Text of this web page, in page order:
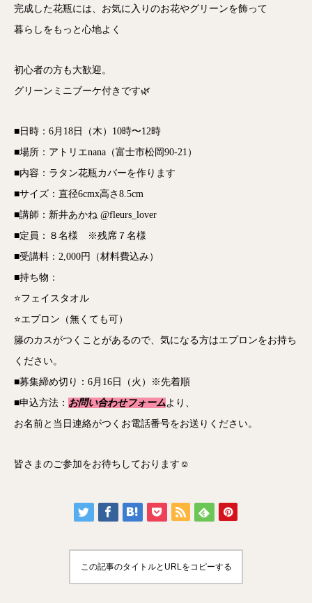
完成した花瓶には、お気に入りのお花やグリーンを飾って
暮らしをもっと心地よく
初心者の方も大歓迎。
グリーンミニブーケ付きです🌿
■日時：6月18日（木）10時〜12時
■場所：アトリエnana（富士市松岡90-21）
■内容：ラタン花瓶カバーを作ります
■サイズ：直径6cmx高さ8.5cm
■講師：新井あかね @fleurs_lover
■定員：８名様 ※残席７名様
■受講料：2,000円（材料費込み）
■持ち物：
⭐フェイスタオル
⭐エプロン（無くても可）
籐のカスがつくことがあるので、気になる方はエプロンをお持ち
ください。
■募集締め切り：6月16日（火）※先着順
■申込方法： お問い合わせフォームより、
お名前と当日連絡がつくお電話番号をお送りください。
皆さまのご参加をお待ちしております☺️
この記事のタイトルとURLをコピーする